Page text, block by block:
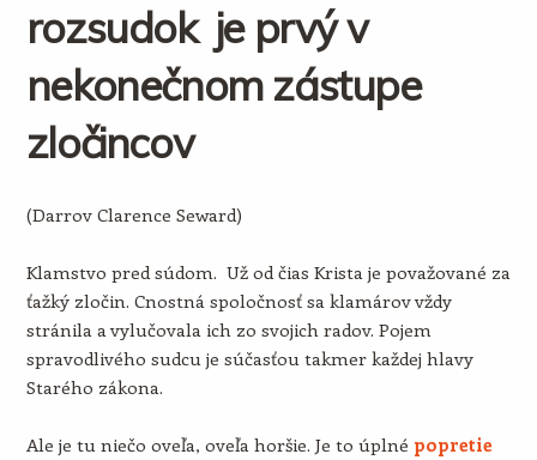
rozsudok je prvý v
nekonečnom zástupe
zločincov
(Darrov Clarence Seward)
Klamstvo pred súdom. Už od čias Krista je považované za
ťažký zločin. Cnostná spoločnosť sa klamárov vždy
stránila a vylučovala ich zo svojich radov. Pojem
spravodlivého sudcu je súčasťou takmer každej hlavy
Starého zákona.
Ale je tu niečo oveľa, oveľa horšie. Je to úplné popretie